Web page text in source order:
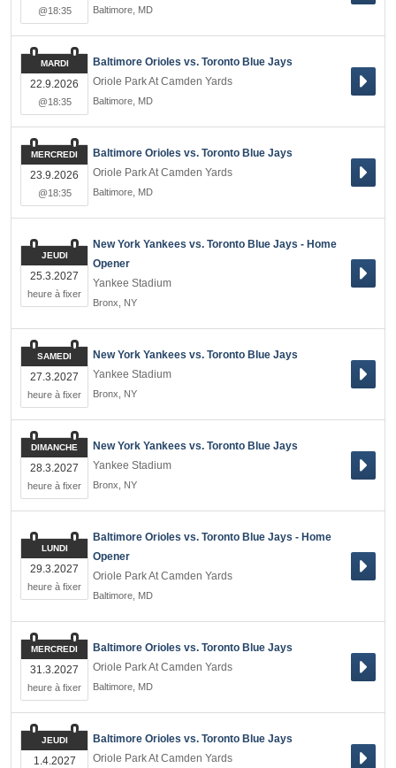
Baltimore MD
@18:35
Baltimore Orioles vs. Toronto Blue Jays
Oriole Park At Camden Yards
Baltimore MD
MARDI
22.9.2026
@18:35
Baltimore Orioles vs. Toronto Blue Jays
Oriole Park At Camden Yards
Baltimore MD
MERCREDI
23.9.2026
@18:35
New York Yankees vs. Toronto Blue Jays - Home
Opener
Yankee Stadium
Bronx NY
JEUDI
25.3.2027
heure à fixer
New York Yankees vs. Toronto Blue Jays
Yankee Stadium
Bronx NY
SAMEDI
27.3.2027
heure à fixer
New York Yankees vs. Toronto Blue Jays
Yankee Stadium
Bronx NY
DIMANCHE
28.3.2027
heure à fixer
Baltimore Orioles vs. Toronto Blue Jays - Home
Opener
Oriole Park At Camden Yards
Baltimore MD
LUNDI
29.3.2027
heure à fixer
Baltimore Orioles vs. Toronto Blue Jays
Oriole Park At Camden Yards
Baltimore MD
MERCREDI
31.3.2027
heure à fixer
Baltimore Orioles vs. Toronto Blue Jays
Oriole Park At Camden Yards
JEUDI
1.4.2027